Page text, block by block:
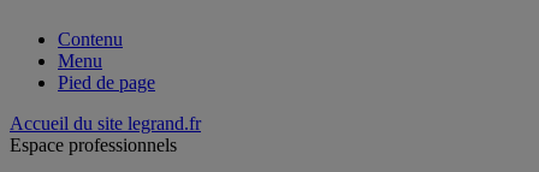
Contenu
Menu
Pied de page
Accueil du site legrand.fr
Espace professionnels